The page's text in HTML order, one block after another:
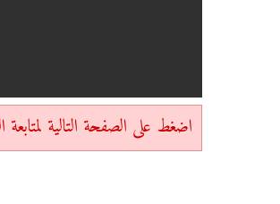
اضغط على الصفحة التالية لمتابعة